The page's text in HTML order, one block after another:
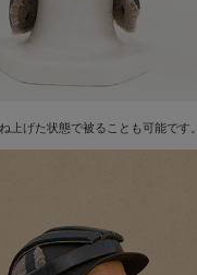
上げた状態で被ることも可能です。